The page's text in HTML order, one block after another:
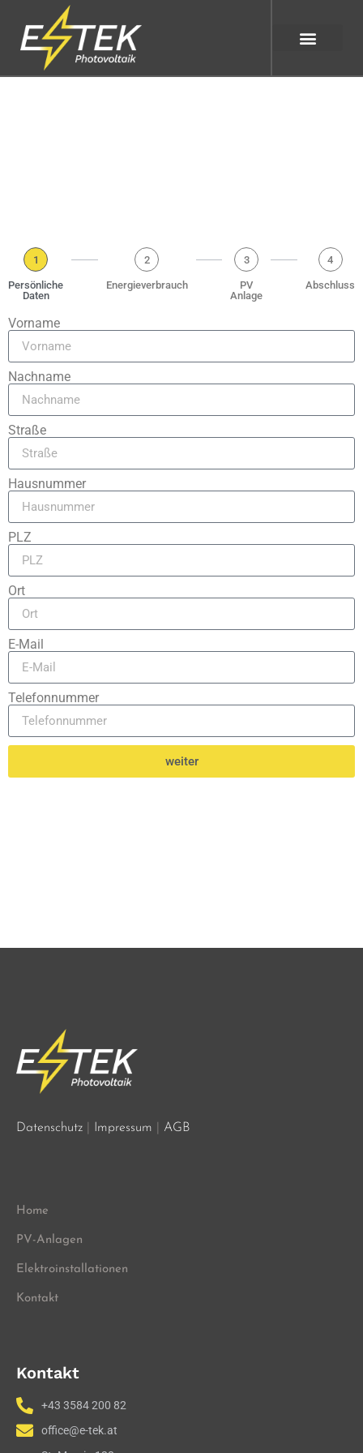
1
Persönliche
Daten
2
Energieverbrauch
3
PV
Anlage
4
Abschluss
Vorname
Nachname
Straße
Hausnummer
PLZ
Ort
E-Mail
Telefonnummer
weiter
Datenschutz Impressum AGB
Home
PV-Anlagen
Elektroinstallationen
Kontakt
Kontakt
+43 3584 200 82
office@e-tek.at